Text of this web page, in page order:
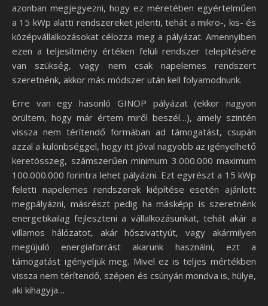
azonban megjegyezni, hogy ez méretében egyértelműen
a 15 kWp alatti rendszereket jelenti, tehát a mikro-, kis- és
középvállalkozásokat célozza meg a pályázat. Amennyiben
ezen a teljesítmény értéken felüli rendszer telepítésére
van szükség, vagy nem csak napelemes rendszert
szeretnénk, akkor más módszer után kell folyamodnunk.
Erre van egy hasonló GINOP pályázat (ekkor nagyon
örültem, hogy már értem miről beszél…), amely szintén
vissza nem térítendő formában ad támogatást, csupán
azzal a különbséggel, hogy itt jóval nagyobb az igényelhető
keretösszeg, számszerűen minimum 3.000.000 maximum
100.000.000 forintra lehet pályázni. Ezt egyrészt a 15 kWp
feletti napelemes rendszerek kiépítése esetén ajánlott
megpályázni, másrészt pedig ha másképp is szeretnénk
energetikailag fejleszteni a vállalkozásunkat, tehát akár a
villamos hálózatot, akár hőszivattyút, vagy akármilyen
megújuló energiaforrást akarunk használni, ezt a
támogatást igényeljük meg. Mivel ez is teljes mértékben
vissza nem térítendő, szépen és csúnyán mondva is, hülye,
aki kihagyja…